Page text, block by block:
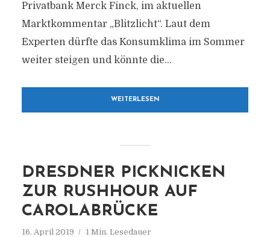
Privatbank Merck Finck, im aktuellen
Marktkommentar „Blitzlicht“. Laut dem
Experten dürfte das Konsumklima im Sommer
weiter steigen und könnte die...
WEITERLESEN
DRESDNER PICKNICKEN
ZUR RUSHHOUR AUF
CAROLABRÜCKE
16. April 2019 1 Min. Lesedauer